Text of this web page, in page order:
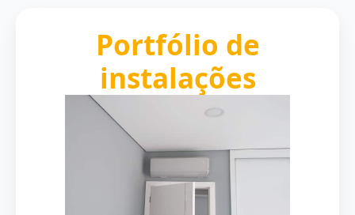
Portfólio de
instalações